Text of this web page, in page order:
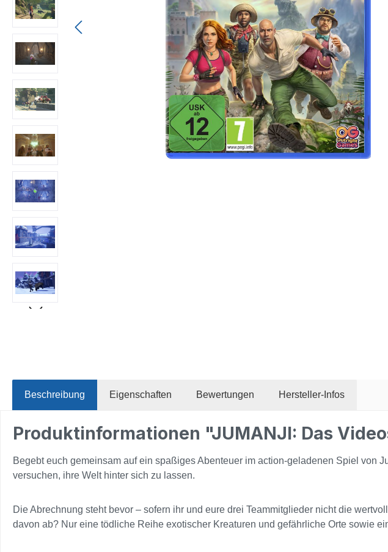
Beschreibung Eigenschaften Bewertungen Hersteller-Infos
Produktinformationen "JUMANJI: Das
Begebt euch gemeinsam auf ein spaßiges Abenteuer im action-geladenen Spiel von
versuchen, ihre Welt hinter sich zu lassen.
Die Abrechnung steht bevor – sofern ihr und eure drei Teammitglieder nicht die
davon ab? Nur eine tödliche Reihe exotischer Kreaturen und gefährliche Orte sowie